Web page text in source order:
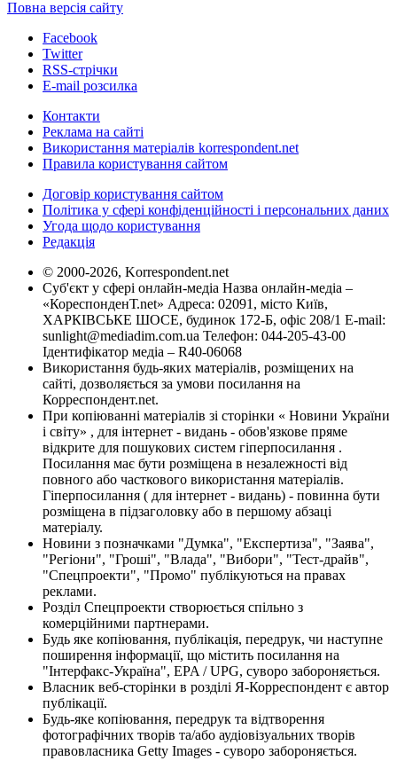
Повна версія сайту
Facebook
Twitter
RSS-стрічки
E-mail розсилка
Контакти
Реклама на сайті
Використання матеріалів korrespondent.net
Правила користування сайтом
Договір користування сайтом
Політика у сфері конфіденційності і персональних даних
Угода щодо користування
Редакція
© 2000-2026, Korrespondent.net
Суб'єкт у сфері онлайн-медіа Назва онлайн-медіа –
«КореспонденТ.net» Адреса: 02091, місто Київ,
ХАРКІВСЬКЕ ШОСЕ, будинок 172-Б, офіс 208/1 E-mail:
sunlight@mediadim.com.ua Телефон: 044-205-43-00
Ідентифікатор медіа – R40-06068
Використання будь-яких матеріалів, розміщених на
сайті, дозволяється за умови посилання на
Корреспондент.net.
При копіюванні матеріалів зі сторінки « Новини України
і світу» , для інтернет - видань - обов'язкове пряме
відкрите для пошукових систем гіперпосилання .
Посилання має бути розміщена в незалежності від
повного або часткового використання матеріалів.
Гіперпосилання ( для інтернет - видань) - повинна бути
розміщена в підзаголовку або в першому абзаці
матеріалу.
Новини з позначками "Думка", "Експертиза", "Заява",
"Регіони", "Гроші", "Влада", "Вибори", "Тест-драйв",
"Спецпроекти", "Промо" публікуються на правах
реклами.
Розділ Спецпроекти створюється спільно з
комерційними партнерами.
Будь яке копіювання, публікація, передрук, чи наступне
поширення інформації, що містить посилання на
"Інтерфакс-Україна", EPA / UPG, суворо забороняється.
Власник веб-сторінки в розділі Я-Корреспондент є автор
публікації.
Будь-яке копіювання, передрук та відтворення
фотографічних творів та/або аудіовізуальних творів
правовласника Getty Images - суворо забороняється.